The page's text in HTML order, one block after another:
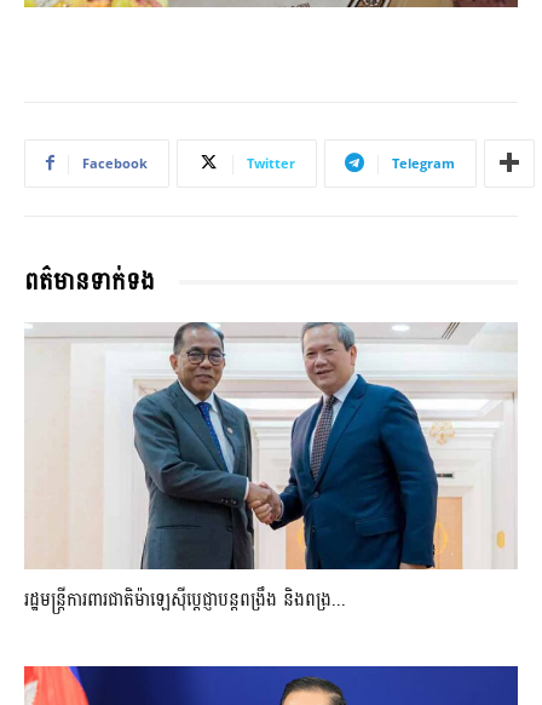
Facebook Twitter Telegram
ពត៌មានទាក់ទង
រដ្ឋមន្ត្រីការពារជាតិម៉ាឡេស៊ីប្ដេជ្ញាបន្តពង្រឹង និងពង្រ...